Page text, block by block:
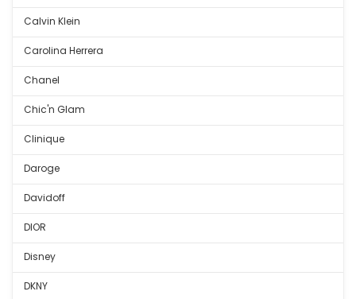
Calvin Klein
Carolina Herrera
Chanel
Chic'n Glam
Clinique
Daroge
Davidoff
DIOR
Disney
DKNY